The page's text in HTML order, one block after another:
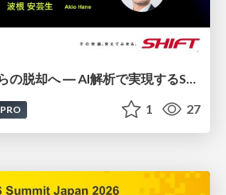
”そのまま移行”からの脱却へ ― AI解析で実現するSAP S/4HANA導入成功メソッド / 20260729 Akio Hane
PRO 1 27